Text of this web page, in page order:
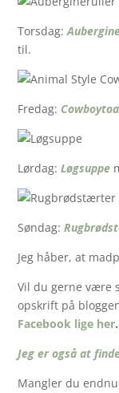
Torsdag:
til.
Fredag:
Lørdag:Løgsuppe
Søndag:
Jeg håber, at
Vil du gerne være
opskrift på
Facebook lige her.
Jeg er også at
Mangler du